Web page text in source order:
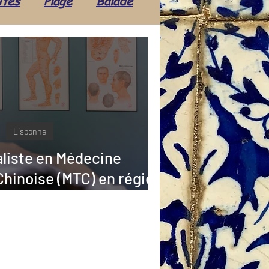
Transport Loisirs
Lecture
en Médecine
(MTC) en région
Lisbonne